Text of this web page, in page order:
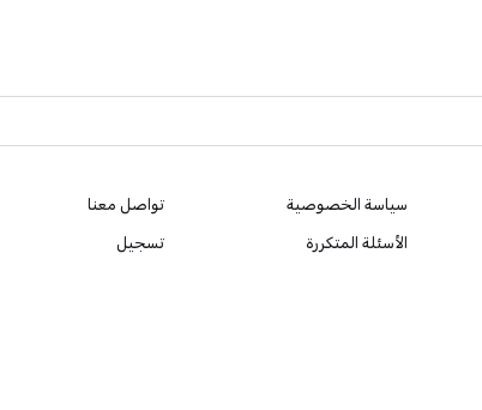
سياسة الخصوصية
الأسئلة المتكررة
تواصل معنا
تسجيل